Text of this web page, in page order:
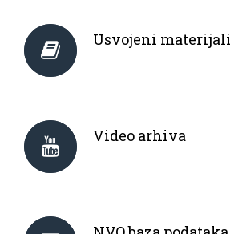
Usvojeni materijali
Video arhiva